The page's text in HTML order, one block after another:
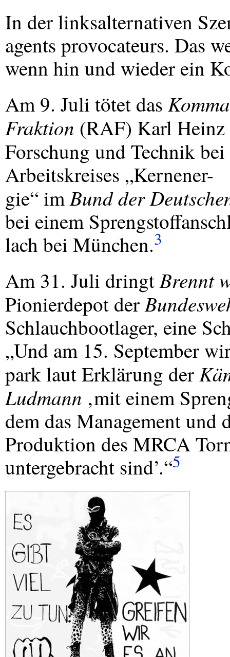
In der linksalternativen
agents provocateurs. Das
wenn hin und wieder ein
Am 9. Juli tötet das
Fraktion (RAF) Karl
Forschung und Technik bei
Arbeitskreises „Kernener-
gie“ imBund der
bei einem
lach bei München.3
Am 31. Juli dringtBrennt
Pionierdepot der
Schlauchbootlager, eine
„Und am 15. September
park laut Erklärung der
Ludmann ‚mit einem
dem das Management
Produktion des MRCA
untergebracht sind’.“5